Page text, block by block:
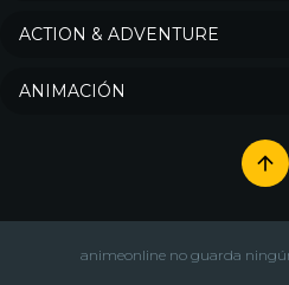
Música
ACTION & ADVENTURE
ANIMACIÓN
animeonline no guarda